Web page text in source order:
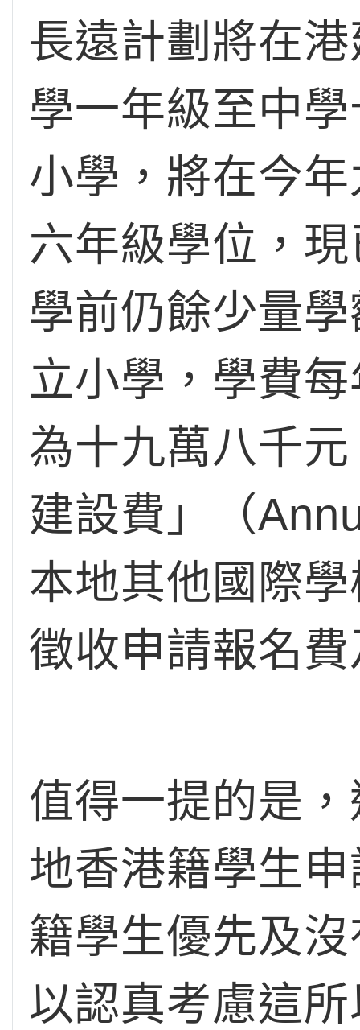
長遠計劃將在
學一年級至中
小學，將在今
六年級學位，
學前仍餘少量
立小學，學費
為十九萬八千
建設費」（
本地其他國際
徵收申請報名
值得一提的是
地香港籍學生
籍學生優先及
以認真考慮這